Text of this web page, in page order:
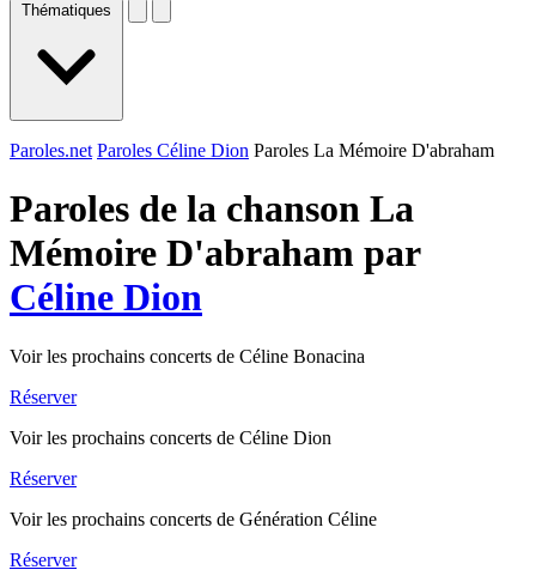
Thématiques
Paroles.net Paroles Céline Dion Paroles La Mémoire D'abraham
Paroles de la chanson La
Mémoire D'abraham par
Céline Dion
Voir les prochains concerts de Céline Bonacina
Réserver
Voir les prochains concerts de Céline Dion
Réserver
Voir les prochains concerts de Génération Céline
Réserver